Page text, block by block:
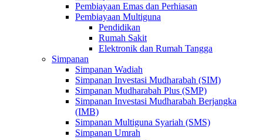
Pembiayaan Emas dan Perhiasan
Pembiayaan Multiguna
Pendidikan
Rumah Sakit
Elektronik dan Rumah Tangga
Simpanan
Simpanan Wadiah
Simpanan Investasi Mudharabah (SIM)
Simpanan Mudharabah Plus (SMP)
Simpanan Investasi Mudharabah Berjangka
(IMB)
Simpanan Multiguna Syariah (SMS)
Simpanan Umrah